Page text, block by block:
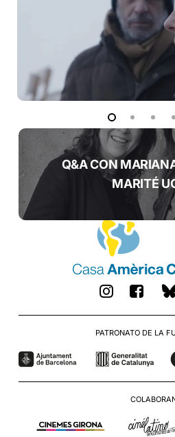
Q&A CON
MARITÉ
INSTAGRAM
PATRONATO DE LA